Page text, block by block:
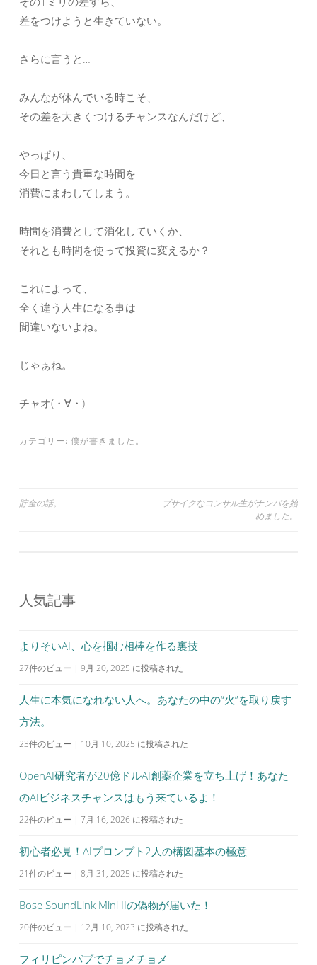
差をつけようと生きていない。
さらに言うと…
みんなが休んでいる時こそ、
その差を大きくつけるチャンスなんだけど、
やっぱり、
今日と言う貴重な時間を
消費にまわしてしまう。
時間を消費として消化していくか、
それとも時間を使って投資に変えるか？
これによって、
全く違う人生になる事は
間違いないよね。
じゃぁね。
チャオ(・∀・)
カテゴリー: 僕が書きました。
投
ゲ
ー
ョ
ン
貯金の話。
ブサイクなコンサル生がナンパを始
めました。
人気記事
よりそいAI、心を掴む相棒を作る裏技
27件のビュー | 9月 20, 2025 に投稿された
人生に本気になれない人へ。あなたの中の“火”を取り戻す
方法。
23件のビュー | 10月 10, 2025 に投稿された
OpenAI研究者が20億ドルAI創薬企業を立ち上げ！あなた
のAIビジネスチャンスはもう来ているよ！
22件のビュー | 7月 16, 2026 に投稿された
初心者必見！AIプロンプト2人の構図基本の極意
21件のビュー | 8月 31, 2025 に投稿された
Bose SoundLink Mini IIの偽物が届いた！
20件のビュー | 12月 10, 2023 に投稿された
フィリピンパブでチョメチョメ